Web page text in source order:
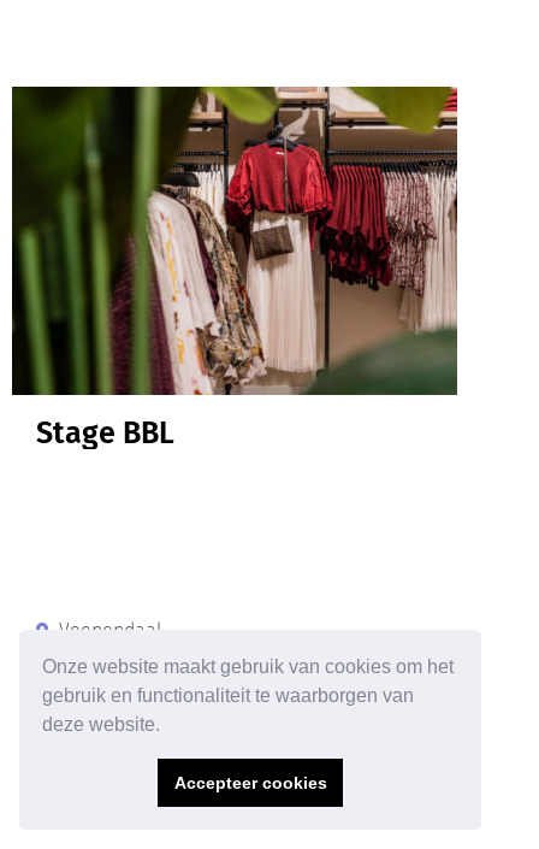
Onze website maakt gebruik van cookies om het
gebruik en functionaliteit te waarborgen van
deze website.
Accepteer cookies
Stage BBL
Veenendaal
32 - 40
Start en leer hoe het eraan toe gaat bij één van de